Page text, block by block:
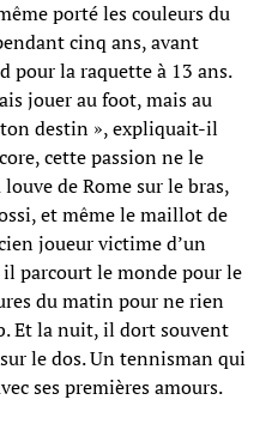
porté les couleurs du
cinq ans, avant
pour la raquette à 13 ans.
jouer au foot, mais au
destin », expliquait-il
cette passion ne le
de Rome sur le bras,
et même le maillot de
joueur victime d’un
parcourt le monde pour le
du matin pour ne rien
Et la nuit, il dort souvent
le dos. Un tennisman qui
ses premières amours.